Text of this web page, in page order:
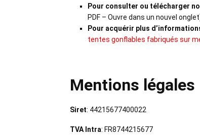
Pour consulter ou télécharger
PDF – Ouvre dans un nouvel
Pour acquérir plus
tentes gonflables fabriqués sur
Mentions légales
Siret: 44215677400022
TVA Intra: FR8744215677